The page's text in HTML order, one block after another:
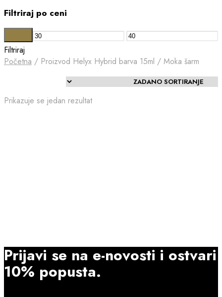
Filtriraj po ceni
Min
Maks
Filtriraj
Početna / Proizvod Helyx Hybrid barva 15ml / Moka šarm
Prikazuje se jedan rezultat
mogu
odabrati
stranici
Prijavi se na e-novosti i ostvari
10% popusta.